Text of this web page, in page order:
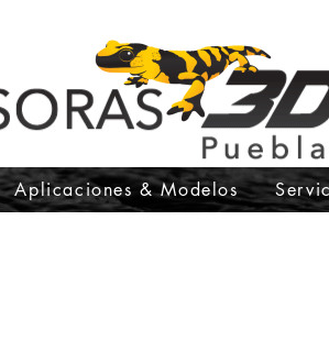
Aplicaciones & Modelos